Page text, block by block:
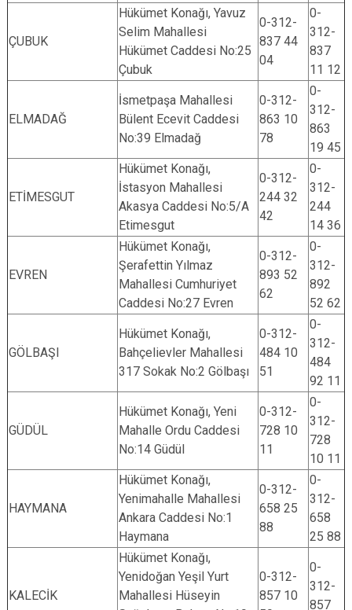
ÇUBUK
Hükümet Konağı, Yavuz
Selim Mahallesi
Hükümet Caddesi No:25
Çubuk
0-312-
837 44
04
0-
312-
837
11 12
ELMADAĞ
İsmetpaşa Mahallesi
Bülent Ecevit Caddesi
No:39 Elmadağ
0-312-
863 10
78
0-
312-
863
19 45
ETİMESGUT
Hükümet Konağı,
İstasyon Mahallesi
Akasya Caddesi No:5/A
Etimesgut
0-312-
244 32
42
0-
312-
244
14 36
EVREN
Hükümet Konağı,
Şerafettin Yılmaz
Mahallesi Cumhuriyet
Caddesi No:27 Evren
0-312-
893 52
62
0-
312-
892
52 62
GÖLBAŞI
Hükümet Konağı,
Bahçelievler Mahallesi
317 Sokak No:2 Gölbaşı
0-312-
484 10
51
0-
312-
484
92 11
GÜDÜL
Hükümet Konağı, Yeni
Mahalle Ordu Caddesi
No:14 Güdül
0-312-
728 10
11
0-
312-
728
10 11
HAYMANA
Hükümet Konağı,
Yenimahalle Mahallesi
Ankara Caddesi No:1
Haymana
0-312-
658 25
88
0-
312-
658
25 88
KALECİK
Hükümet Konağı,
Yenidoğan Yeşil Yurt
Mahallesi Hüseyin
0-312-
857 10
0-
312-
857